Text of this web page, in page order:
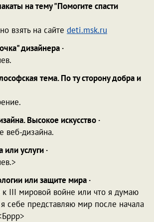
на тему "Помогите спасти
взять на сайте deti.msk.ru
дизайнера ·
тема. По ту сторону добра и
Высокое искусство ·
веб-дизайна.
или услуги ·
или защите мира ·
III мировой войне или что я думаю
себе представляю мир после начала